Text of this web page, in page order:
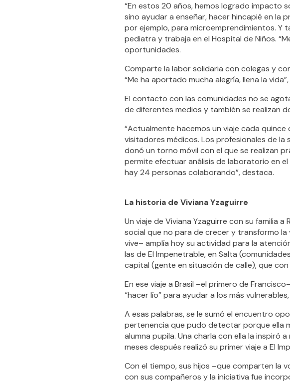
“En estos 20 años, hemos logrado impacto
sino ayudar a enseñar, hacer hincapié en la
por ejemplo, para microemprendimientos. Y
pediatra y trabaja en el Hospital de Niños.
oportunidades.
Comparte la labor solidaria con colegas y
“Me ha aportado mucha alegría, llena la
El contacto con las comunidades no se
de diferentes medios y también se realizan
“Actualmente hacemos un viaje cada
visitadores médicos. Los profesionales de la
donó un torno móvil con el que se realizan
permite efectuar análisis de laboratorio en
hay 24 personas colaborando”, destaca.
La historia de Viviana Yzaguirre
Un viaje de Viviana Yzaguirre con su familia
social que no para de crecer y transformo la
vive– amplía hoy su actividad para la
las de El Impenetrable, en Salta
capital (gente en situación de calle), que
En ese viaje a Brasil –el primero de
“hacer lío” para ayudar a los más
A esas palabras, se le sumó el encuentro
pertenencia que pudo detectar porque ella
alumna pupila. Una charla con ella la inspiró
meses después realizó su primer viaje a El
Con el tiempo, sus hijos –que comparten la
con sus compañeros y la iniciativa fue